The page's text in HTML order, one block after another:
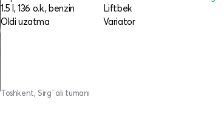
1.5 l, 136 o.k., benzin
Liftbek
Oldi uzatma
Variator
Toshkent, Sirg`ali tumani